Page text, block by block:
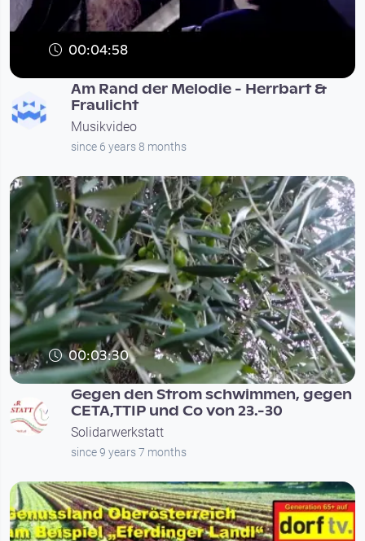
00:04:58
Am Rand der Melodie - Herrbart &
Fraulicht
Musikvideo
since 6 years 8 months
00:03:30
Gegen den Strom schwimmen, gegen
CETA,TTIP und Co von 23.-30
Solidarwerkstatt
since 9 years 7 months